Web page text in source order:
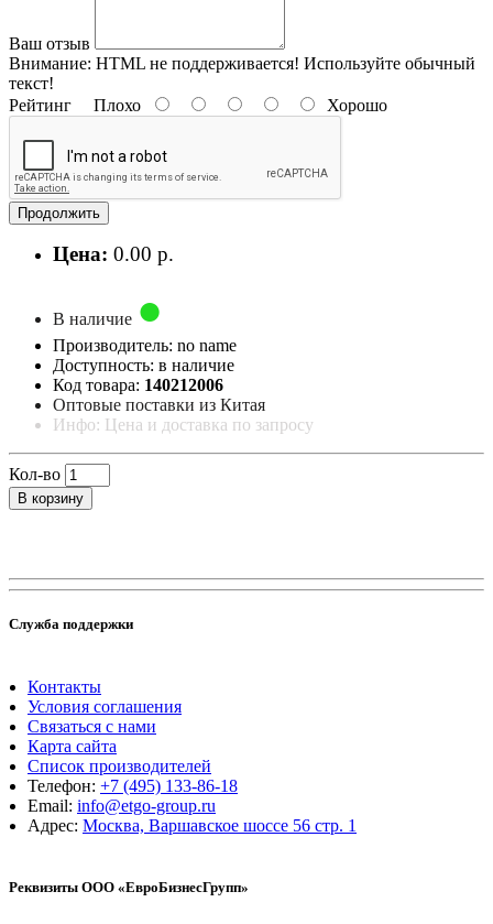
Ваш отзыв
Внимание: HTML не поддерживается! Используйте обычный
текст!
Рейтинг Плохо Хорошо
Продолжить
Цена: 0.00 р.
В наличие
Производитель: no name
Доступность: в наличие
Код товара: 140212006
Оптовые поставки из Китая
Инфо: Цена и доставка по запросу
Кол-во
В корзину
Служба поддержки
Контакты
Условия соглашения
Связаться с нами
Карта сайта
Список производителей
Телефон: +7 (495) 133-86-18
Email: info@etgo-group.ru
Адрес: Москва, Варшавское шоссе 56 стр. 1
Реквизиты ООО «ЕвроБизнесГрупп»